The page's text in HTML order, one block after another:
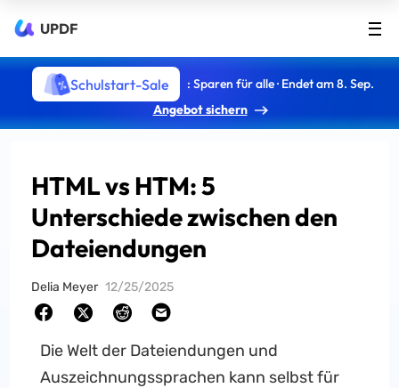
UPDF
Schulstart-Sale
: Sparen für alle · Endet am 8. Sep.
Angebot sichern
HTML vs HTM: 5
Unterschiede zwischen den
Dateiendungen
Delia Meyer 12/25/2025
Die Welt der Dateiendungen und
Auszeichnungssprachen kann selbst für